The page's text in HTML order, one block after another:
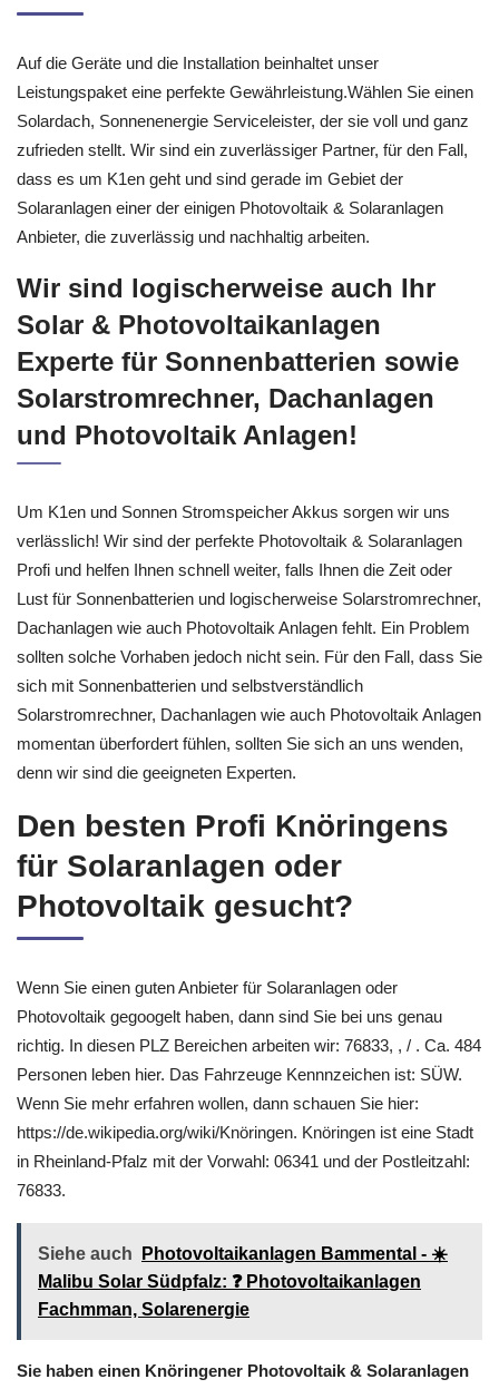
Auf die Geräte und die Installation beinhaltet unser
Leistungspaket eine perfekte Gewährleistung.Wählen Sie einen
Solardach, Sonnenenergie Serviceleister, der sie voll und ganz
zufrieden stellt. Wir sind ein zuverlässiger Partner, für den Fall,
dass es um K1en geht und sind gerade im Gebiet der
Solaranlagen einer der einigen Photovoltaik & Solaranlagen
Anbieter, die zuverlässig und nachhaltig arbeiten.
Wir sind logischerweise auch Ihr
Solar & Photovoltaikanlagen
Experte für Sonnenbatterien sowie
Solarstromrechner, Dachanlagen
und Photovoltaik Anlagen!
Um K1en und Sonnen Stromspeicher Akkus sorgen wir uns
verlässlich! Wir sind der perfekte Photovoltaik & Solaranlagen
Profi und helfen Ihnen schnell weiter, falls Ihnen die Zeit oder
Lust für Sonnenbatterien und logischerweise Solarstromrechner,
Dachanlagen wie auch Photovoltaik Anlagen fehlt. Ein Problem
sollten solche Vorhaben jedoch nicht sein. Für den Fall, dass Sie
sich mit Sonnenbatterien und selbstverständlich
Solarstromrechner, Dachanlagen wie auch Photovoltaik Anlagen
momentan überfordert fühlen, sollten Sie sich an uns wenden,
denn wir sind die geeigneten Experten.
Den besten Profi Knöringens
für Solaranlagen oder
Photovoltaik gesucht?
Wenn Sie einen guten Anbieter für Solaranlagen oder
Photovoltaik gegoogelt haben, dann sind Sie bei uns genau
richtig. In diesen PLZ Bereichen arbeiten wir: 76833, , / . Ca. 484
Personen leben hier. Das Fahrzeuge Kennnzeichen ist: SÜW.
Wenn Sie mehr erfahren wollen, dann schauen Sie hier:
https://de.wikipedia.org/wiki/Knöringen. Knöringen ist eine Stadt
in Rheinland-Pfalz mit der Vorwahl: 06341 und der Postleitzahl:
76833.
Siehe auch
Photovoltaikanlagen Bammental - ☀️
Malibu Solar Südpfalz: ❓️ Photovoltaikanlagen
Fachmman, Solarenergie
Sie haben einen Knöringener Photovoltaik & Solaranlagen